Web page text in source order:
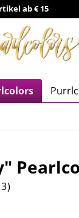
ab € 15
3)